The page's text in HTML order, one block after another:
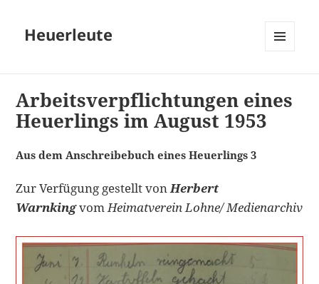
Heuerleute
Arbeitsverpflichtungen eines
Heuerlings im August 1953
Aus dem Anschreibebuch eines Heuerlings 3
Zur Verfügung gestellt vonHerbert
WarnkingvomHeimatverein Lohne/ Medienarchiv